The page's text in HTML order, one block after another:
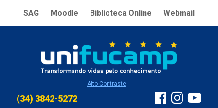
SAG Moodle Biblioteca Online Webmail
Alto Contraste
(34) 3842-5272